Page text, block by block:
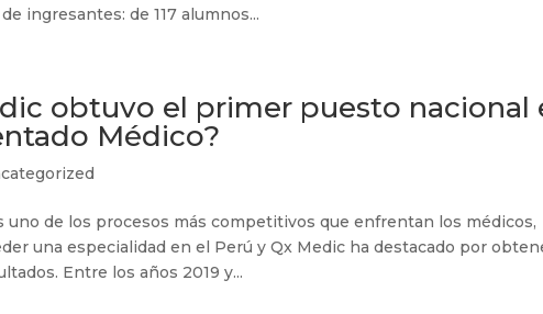
ingresantes: de 117 alumnos...
obtuvo el primer puesto nacional
Médico?
uno de los procesos más competitivos que enfrentan los médicos,
una especialidad en el Perú y Qx Medic ha destacado por
Entre los años 2019 y...